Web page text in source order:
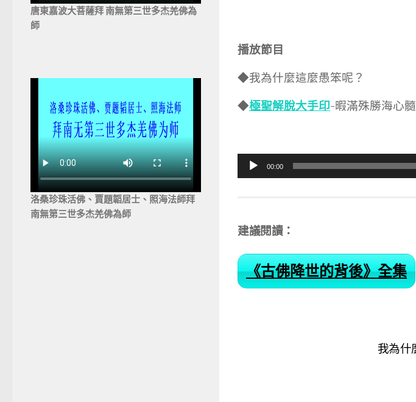
播放節目
◆我為什麼這麼愚笨呢？
◆極聖解脫大手印-暇滿殊勝海心髓
訊
器
00:00
建議閱讀：
《古佛降世的背後》全集
我為什
唐東嘉波大菩薩拜 南無第三世多杰羌佛為
師
洛桑珍珠活佛、賈題韜居士、照海法師拜
南無第三世多杰羌佛為師